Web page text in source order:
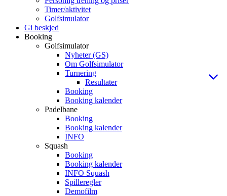
Timer/aktivitet
Golfsimulator
Gi beskjed
Booking
Golfsimulator
Nyheter (GS)
Om Golfsimulator
Turnering
Resultater
Booking
Booking kalender
Padelbane
Booking
Booking kalender
INFO
Squash
Booking
Booking kalender
INFO Squash
Spilleregler
Demofilm